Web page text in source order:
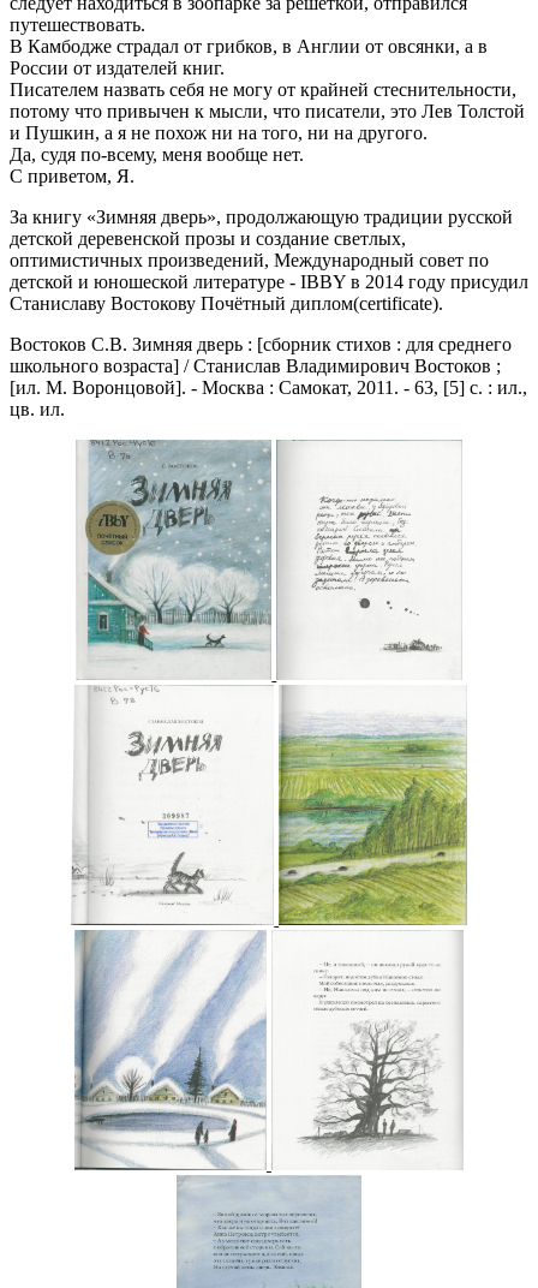
путешествовать.
В Камбодже страдал от грибков, в Англии от овсянки, а в
России от издателей книг.
Писателем назвать себя не могу от крайней стеснительности,
потому что привычен к мысли, что писатели, это Лев Толстой
и Пушкин, а я не похож ни на того, ни на другого.
Да, судя по-всему, меня вообще нет.
С приветом, Я.
За книгу «Зимняя дверь», продолжающую традиции русской
детской деревенской прозы и создание светлых,
оптимистичных произведений, Международный совет по
детской и юношеской литературе - IBBY в 2014 году присудил
Станиславу Востокову Почётный диплом(certificate).
Востоков С.В. Зимняя дверь : [сборник стихов : для среднего
школьного возраста] / Станислав Владимирович Востоков ;
[ил. М. Воронцовой]. - Москва : Самокат, 2011. - 63, [5] с. : ил.,
цв. ил.